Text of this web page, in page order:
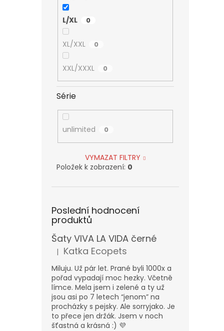
L/XL 0
XL/XXL 0
XXL/XXXL 0
Série
unlimited 0
VYMAZAT FILTRY
Položek k zobrazení: 0
Poslední hodnocení
produktů
Šaty VIVA LA VIDA černé
Hodnocení produktu je 5 z 5 hvězdiček.
| Katka Ecopets
Miluju. Už pár let. Prané byli 1000x a
pořad vypadají moc hezky. Včetně
límce. Mela jsem i zelené a ty už
jsou asi po 7 letech “jenom” na
procházky s pejsky. Ale sorryjako. Je
to přece jen držák. Jsem v noch
šťastná a krásná :) 💜